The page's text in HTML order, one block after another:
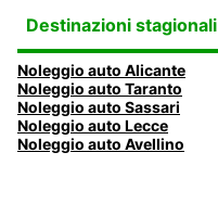
Destinazioni stagionali
Noleggio auto Alicante
Noleggio auto Taranto
Noleggio auto Sassari
Noleggio auto Lecce
Noleggio auto Avellino